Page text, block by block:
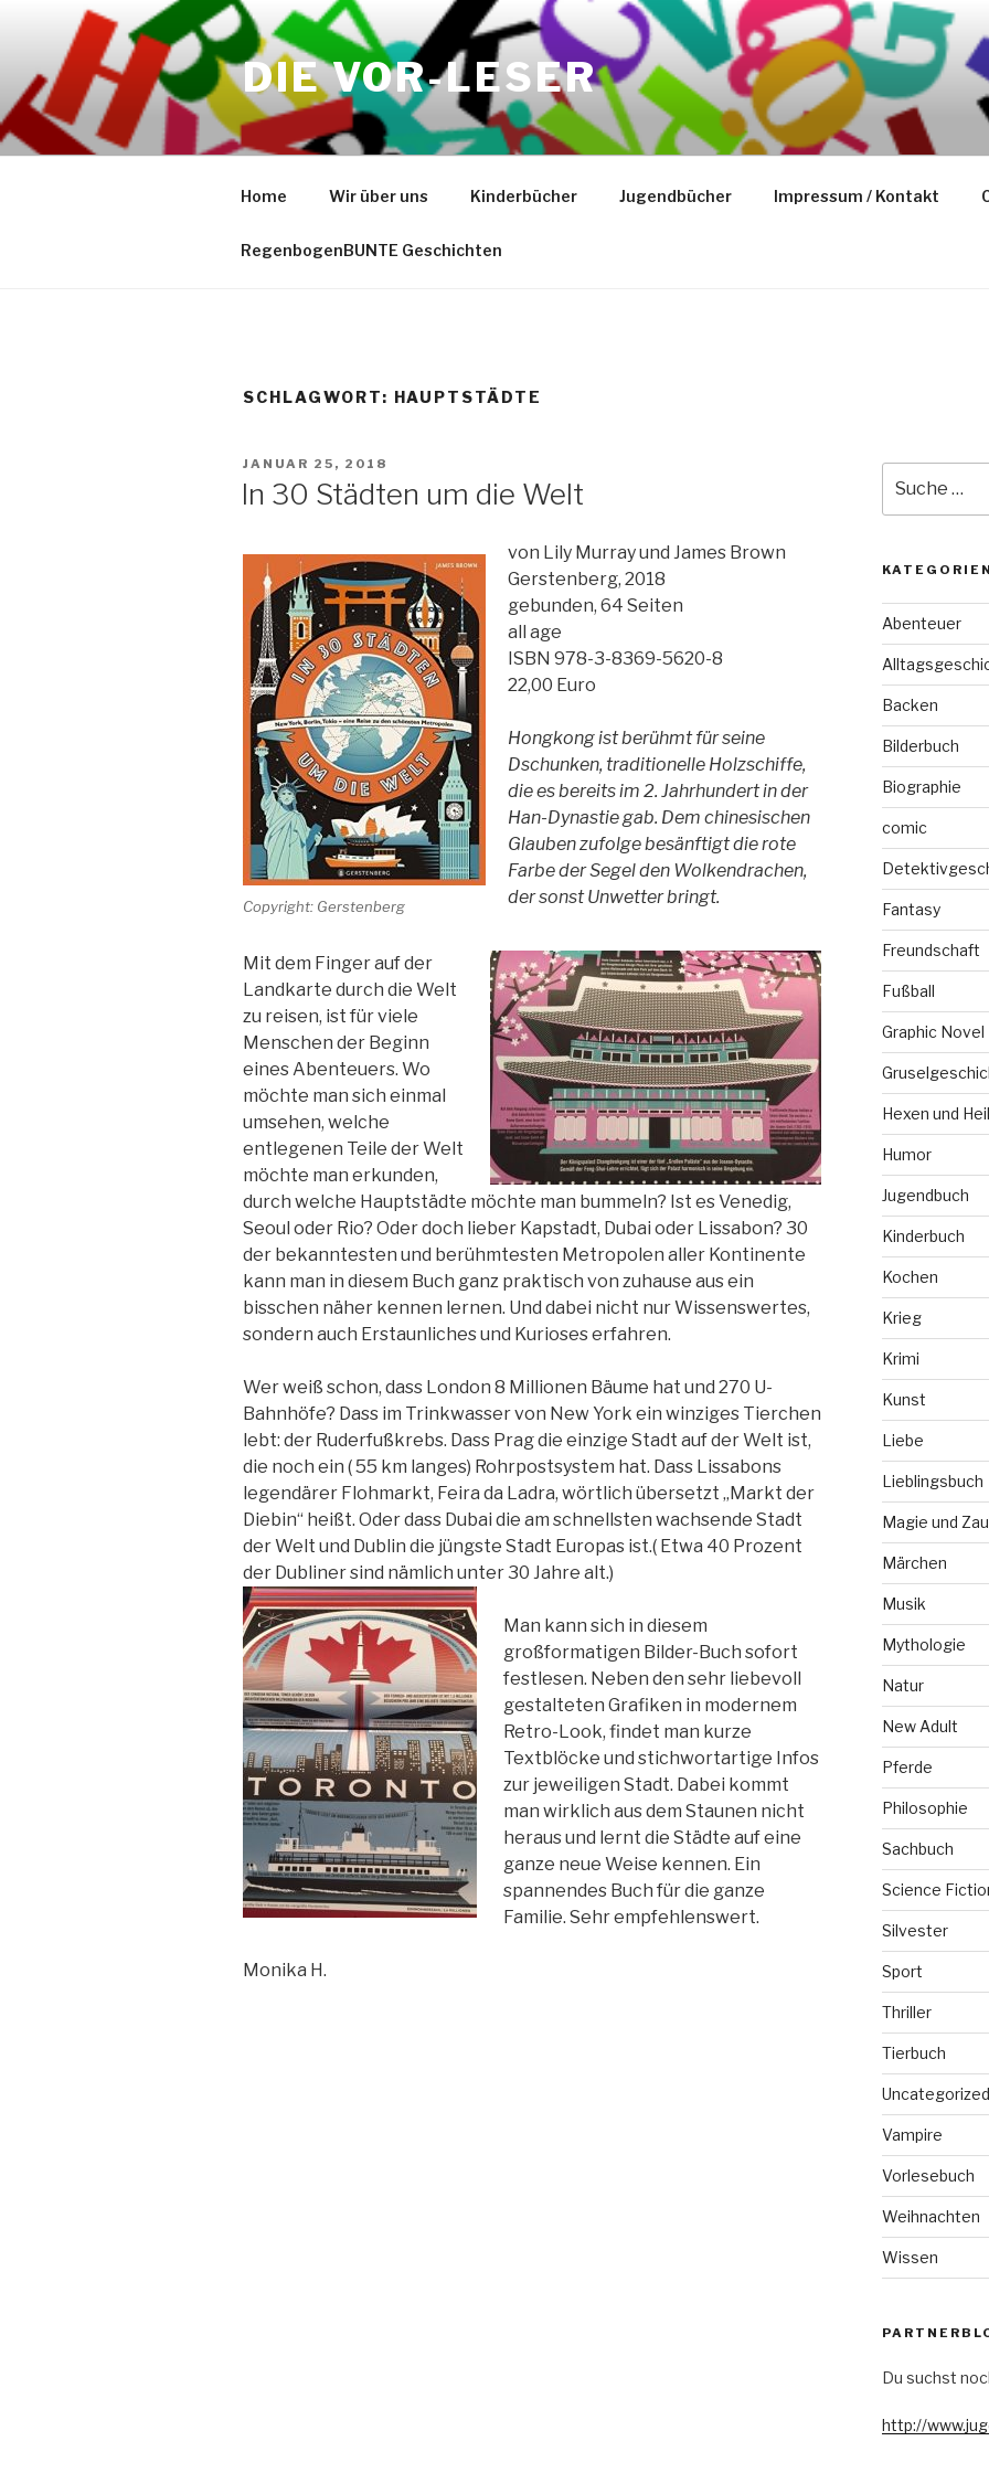
springen
DIE VOR-LESER
Home Wir über uns Kinderbücher Jugendbücher Impressum / Kontakt
RegenbogenBUNTE Geschichten
SCHLAGWORT: HAUPTSTÄDTE
VERÖFFENTLICHT
JANUAR 25, 2018
In 30 Städten um die Welt
Copyright: Gerstenberg
von Lily Murray und James Brown
Gerstenberg, 2018
gebunden, 64 Seiten
all age
ISBN 978-3-8369-5620-8
22,00 Euro
Hongkong ist berühmt für seine
Dschunken, traditionelle Holzschiffe,
die es bereits im 2. Jahrhundert in der
Han-Dynastie gab. Dem chinesischen
Glauben zufolge besänftigt die rote
Farbe der Segel den Wolkendrachen,
der sonst Unwetter bringt.
Mit dem Finger auf der
Landkarte durch die Welt
zu reisen, ist für viele
Menschen der Beginn
eines Abenteuers. Wo
möchte man sich einmal
umsehen, welche
entlegenen Teile der Welt
möchte man erkunden,
durch welche Hauptstädte möchte man bummeln? Ist es Venedig,
Seoul oder Rio? Oder doch lieber Kapstadt, Dubai oder Lissabon? 30
der bekanntesten und berühmtesten Metropolen aller Kontinente
kann man in diesem Buch ganz praktisch von zuhause aus ein
bisschen näher kennen lernen. Und dabei nicht nur Wissenswertes,
sondern auch Erstaunliches und Kurioses erfahren.
Wer weiß schon, dass London 8 Millionen Bäume hat und 270 U-
Bahnhöfe? Dass im Trinkwasser von New York ein winziges Tierchen
lebt: der Ruderfußkrebs. Dass Prag die einzige Stadt auf der Welt ist,
die noch ein ( 55 km langes) Rohrpostsystem hat. Dass Lissabons
legendärer Flohmarkt, Feira da Ladra, wörtlich übersetzt „Markt der
Diebin“ heißt. Oder dass Dubai die am schnellsten wachsende Stadt
der Welt und Dublin die jüngste Stadt Europas ist.( Etwa 40 Prozent
der Dubliner sind nämlich unter 30 Jahre alt.)
Man kann sich in diesem
großformatigen Bilder-Buch sofort
festlesen. Neben den sehr liebevoll
gestalteten Grafiken in modernem
Retro-Look, findet man kurze
Textblöcke und stichwortartige Infos
zur jeweiligen Stadt. Dabei kommt
man wirklich aus dem Staunen nicht
heraus und lernt die Städte auf eine
ganze neue Weise kennen. Ein
spannendes Buch für die ganze
Familie. Sehr empfehlenswert.
Monika H.
nach:
KATEGORIEN
Abenteuer
Backen
Bilderbuch
Biographie
comic
Fantasy
Freundschaft
Fußball
Graphic Novel
Hexen und
Humor
Jugendbuch
Kinderbuch
Kochen
Krieg
Krimi
Kunst
Liebe
Lieblingsbuch
Magie und
Märchen
Musik
Mythologie
Natur
New Adult
Pferde
Philosophie
Sachbuch
Science
Silvester
Sport
Thriller
Tierbuch
Uncategorized
Vampire
Vorlesebuch
Weihnachten
Wissen
Du suchst
http://